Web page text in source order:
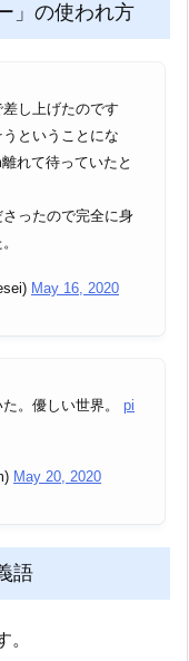
」の使われ方
し上げたのです
ということにな
れて待っていたと
ったので完全に身
May 16, 2020
。優しい世界。 pi
May 20, 2020
語
。